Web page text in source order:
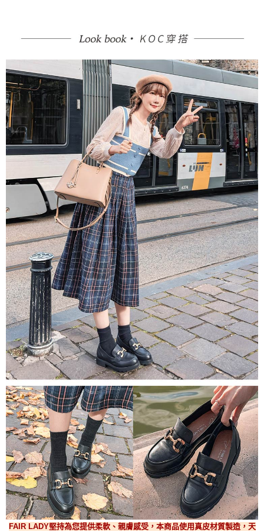
FAIR LADY堅持為您提供柔軟、親膚感受，本商品使用真皮材質製造，天